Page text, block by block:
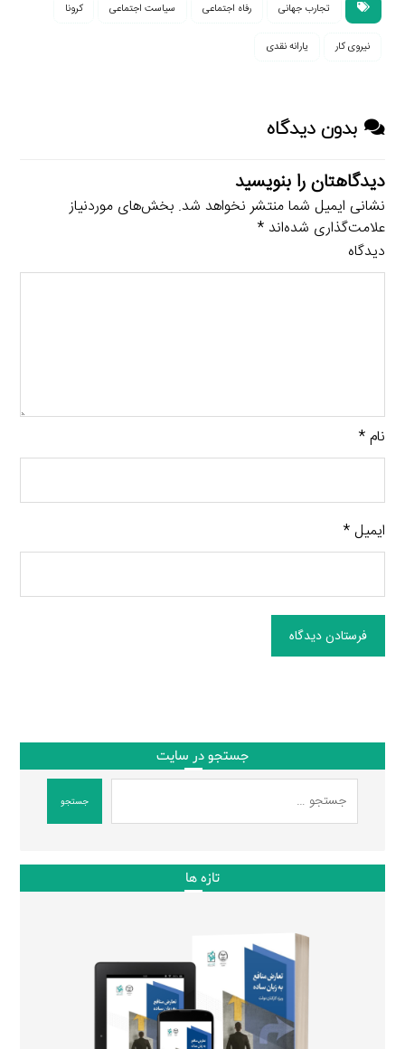
تجارب جهانی رفاه اجتماعی سیاست اجتماعی کرونا
نیروی کار یارانه نقدی
بدون دیدگاه
دیدگاهتان را بنویسید
نشانی ایمیل شما منتشر نخواهد شد. بخش‌های موردنیاز
علامت‌گذاری شده‌اند*
دیدگاه
نام*
ایمیل*
فرستادن دیدگاه
جستجو در سایت
جستجو
تازه ها